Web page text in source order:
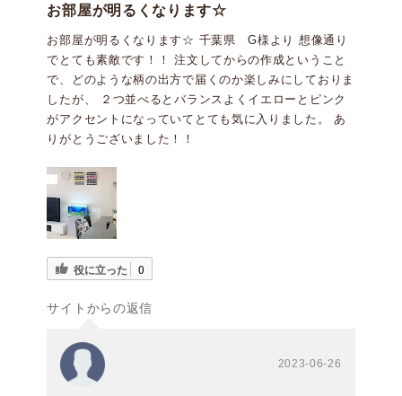
約18cm×26cm(ミ
約33cm×33cm(S)
約73cm×51cm(L)
3枚セット
お部屋が明るくなります☆
お部屋が明るくなります☆ 千葉県 G様より 想像通り
でとても素敵です！！ 注文してからの作成ということ
で、どのような柄の出方で届くのか楽しみにしておりま
したが、 ２つ並べるとバランスよくイエローとピンク
がアクセントになっていてとても気に入りました。 あ
りがとうございました！！ ⁡
役に立った 0
サイトからの返信
2023-06-26